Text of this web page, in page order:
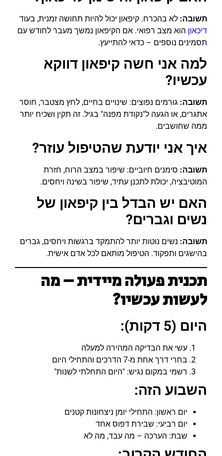
תשובה: לא בהכרח. קיפאון יכול להיות תחושה זמנית, בעוד
דיכאון הוא מצב רפואי. אם הקיפאון נמשך מעבר לחודש עם
תסמינים נוספים – כדאי להתייעץ.
למה אני חשה קיפאון דווקא
עכשיו?
תשובה: גורמים נפוצים: שינויים בחיים, לחץ מצטבר, חוסר
אתגרים, או הגעה ל"נקודת מפנה" בגיל. זה תקין ושכיח יותר
ממה שחושבים.
איך אני יודעת שהטיפול עוזר?
תשובה: סימנים חיוביים: שיפור במצב הרוח, חזרת
המוטיבציה, יכולת לתכנן עתיד, שיפור בשינה ויחסים.
האם יש הבדל בין קיפאון של
נשים וגברים?
תשובה: נשים נוטות יותר להתמקד ברגשות ויחסים, גברים
בהישגים ותפקוד. הטיפול מותאם לכל אדם אישית.
תכנית פעולה מיידית – מה
לעשות עכשיו?
היום (5 דקות):
עשי את הבדיקה המהירה למעלה
בחרי דרך אחת מ-7 הדרכים והתחילי היום
רשמי במקום נגיש: "היום התחלתי לשנות"
השבוע הזה:
יום ראשון: התחילי יומן ניצחונות קטנים
יום רביעי: שבירת דפוס אחד
שבת: הערכה – מה עבד, מה לא